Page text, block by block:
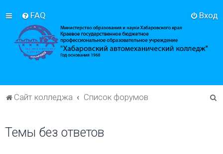
FAQ Вход
Сайт колледжа Список форумов
Темы без ответов